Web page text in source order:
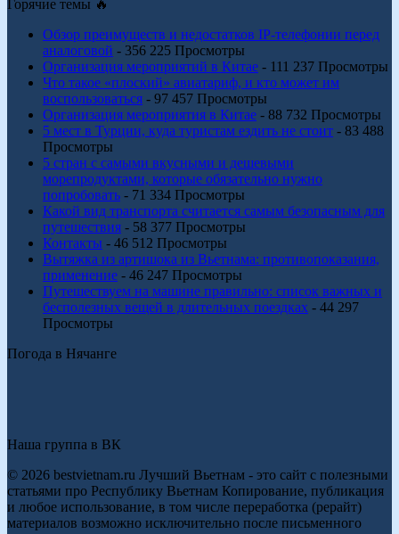
Горячие темы 🔥
Обзор преимуществ и недостатков IP-телефонии перед
аналоговой - 356 225 Просмотры
Организация мероприятий в Китае - 111 237 Просмотры
Что такое «плоский» авиатариф, и кто может им
воспользоваться - 97 457 Просмотры
Организация мероприятия в Китае - 88 732 Просмотры
5 мест в Турции, куда туристам ездить не стоит - 83 488
Просмотры
5 стран с самыми вкусными и дешевыми
морепродуктами, которые обязательно нужно
попробовать - 71 334 Просмотры
Какой вид транспорта считается самым безопасным для
путешествия - 58 377 Просмотры
Контакты - 46 512 Просмотры
Вытяжка из артишока из Вьетнама: противопоказания,
применение - 46 247 Просмотры
Путешествуем на машине правильно: список важных и
бесполезных вещей в длительных поездках - 44 297
Просмотры
Погода в Нячанге
Наша группа в ВК
© 2026 bestvietnam.ru Лучший Вьетнам - это сайт с полезными
статьями про Республику Вьетнам Копирование, публикация
и любое использование, в том числе переработка (рерайт)
материалов возможно исключительно после письменного